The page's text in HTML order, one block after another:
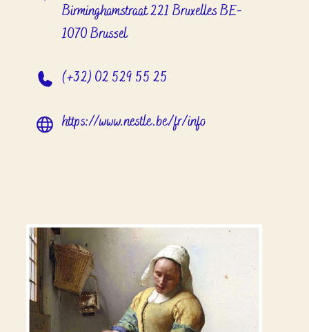
Birminghamstraat 221 Bruxelles BE-
1070 Brussel
(+32) 02 529 55 25
https://www.nestle.be/fr/info